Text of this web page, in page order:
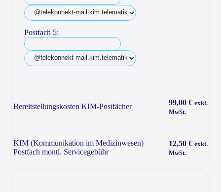
Postfach 5:
Bereitstellungskosten KIM-Postfächer
99,00 € exkl.
MwSt.
KIM (Kommunikation im Medizinwesen)
Postfach montl. Servicegebühr
12,50 € exkl.
MwSt.